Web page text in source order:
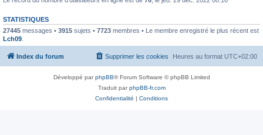
STATISTIQUES
27445 messages • 3915 sujets • 7723 membres • Le membre enregistré le plus récent est
Lch09
Index du forum Heures au format UTC+02:00
Supprimer les cookies
Développé parphpBB® Forum Software © phpBB Limited
Traduit parphpBB-fr.com
Confidentialité | Conditions